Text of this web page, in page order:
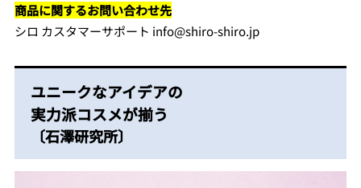
商品に関するお問い合わせ先
シロ カスタマーサポート info@shiro-shiro.jp
ユニークなアイデアの
実力派コスメが揃う
〔石澤研究所〕